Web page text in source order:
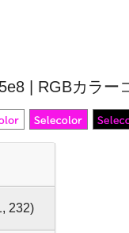
| RGBカラー
232)